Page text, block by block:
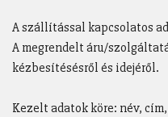
A szállítással kapcsolatos
A megrendelt áru/
kézbesítésésről és idejéről.
Kezelt adatok köre: név,